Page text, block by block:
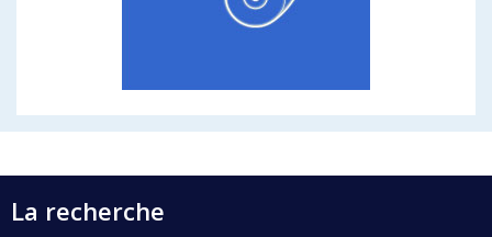
La recherche